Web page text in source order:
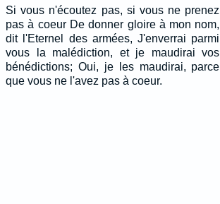
Si vous n'écoutez pas, si vous ne prenez
pas à coeur De donner gloire à mon nom,
dit l'Eternel des armées, J'enverrai parmi
vous la malédiction, et je maudirai vos
bénédictions; Oui, je les maudirai, parce
que vous ne l'avez pas à coeur.